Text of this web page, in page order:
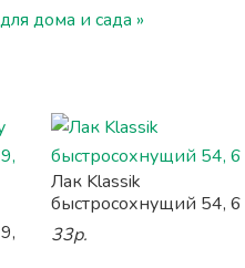
дома и сада »
Лак Klassik
быстросохнущий 54, 6
33р.